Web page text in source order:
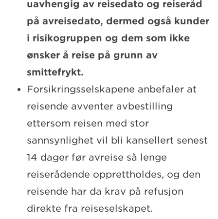
uavhengig av reisedato og reiseråd
på avreisedato, dermed også kunder
i risikogruppen og dem som ikke
ønsker å reise på grunn av
smittefrykt.
Forsikringsselskapene anbefaler at
reisende avventer avbestilling
ettersom reisen med stor
sannsynlighet vil bli kansellert senest
14 dager før avreise så lenge
reiserådende opprettholdes, og den
reisende har da krav på refusjon
direkte fra reiseselskapet.